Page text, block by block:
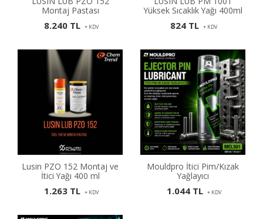
Montaj Pastası
8.240 TL + KDV
Yüksek Sıcaklık Yağı 400ml
824 TL + KDV
Lusin PZO 152 Montaj ve
İtici Yağı 400 ml
1.263 TL + KDV
Mouldpro İtici Pim/Kızak
Yağlayıcı
1.044 TL + KDV